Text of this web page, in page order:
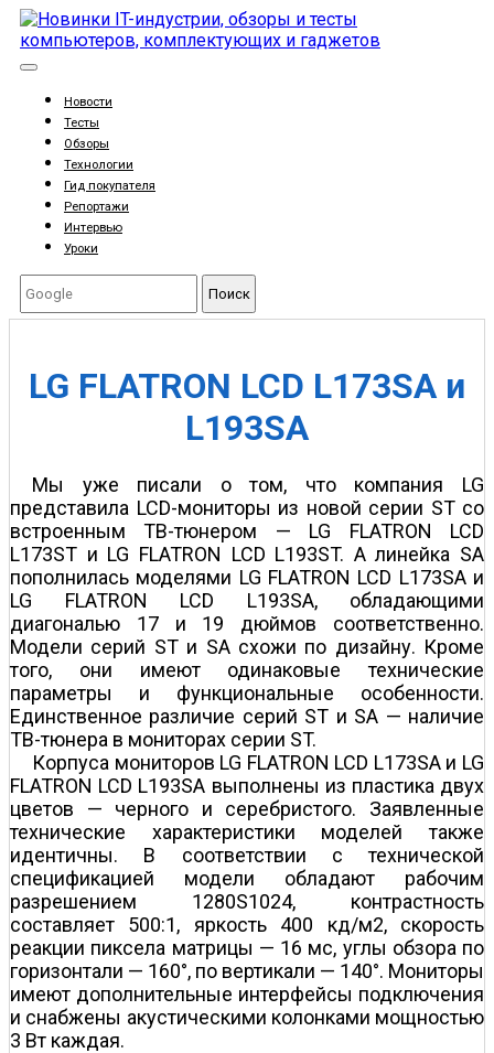
Новости
Тесты
Обзоры
Технологии
Гид покупателя
Репортажи
Интервью
Уроки
Поиск
LG FLATRON LCD L173SA и
L193SA
Мы уже писали о том, что компания LG
представила LCD-мониторы из новой серии ST со
встроенным ТВ-тюнером — LG FLATRON LCD
L173ST и LG FLATRON LCD L193ST. А линейка SA
пополнилась моделями LG FLATRON LCD L173SA и
LG FLATRON LCD L193SA, обладающими
диагональю 17 и 19 дюймов соответственно.
Модели серий ST и SA схожи по дизайну. Кроме
того, они имеют одинаковые технические
параметры и функциональные особенности.
Единственное различие серий ST и SA — наличие
ТВ-тюнера в мониторах серии ST.
Корпуса мониторов LG FLATRON LCD L173SA и LG
FLATRON LCD L193SA выполнены из пластика двух
цветов — черного и серебристого. Заявленные
технические характеристики моделей также
идентичны. В соответствии с технической
спецификацией модели обладают рабочим
разрешением 1280Ѕ1024, контрастность
составляет 500:1, яркость 400 кд/м2, скорость
реакции пиксела матрицы — 16 мс, углы обзора по
горизонтали — 160°, по вертикали — 140°. Мониторы
имеют дополнительные интерфейсы подключения
и снабжены акустическими колонками мощностью
3 Вт каждая.